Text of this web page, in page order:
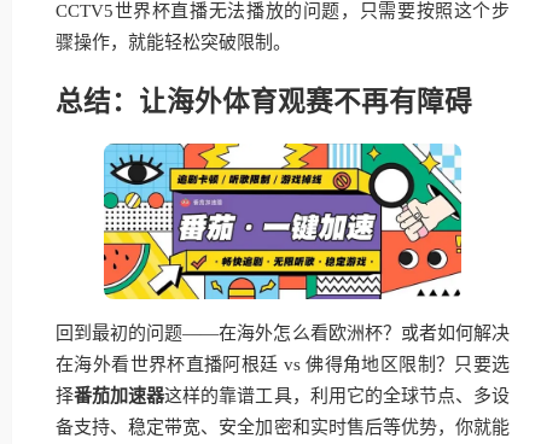
CCTV5世界杯直播无法播放的问题，只需要按照这个步
骤操作，就能轻松突破限制。
总结：让海外体育观赛不再有障碍
回到最初的问题——在海外怎么看欧洲杯？或者如何解决
在海外看世界杯直播阿根廷 vs 佛得角地区限制？只要选
择番茄加速器这样的靠谱工具，利用它的全球节点、多设
备支持、稳定带宽、安全加密和实时售后等优势，你就能